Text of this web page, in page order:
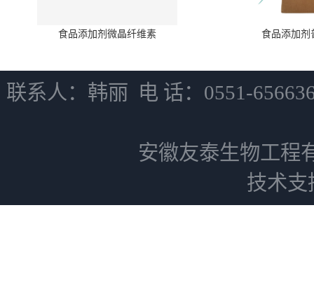
食品添加剂微晶纤维素 食品添加剂
联系人：韩丽 电 话：0551-
安徽友泰生物工程
技术